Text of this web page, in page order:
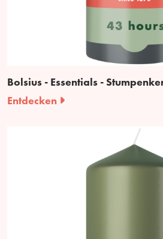
Bolsius - Essentials -
Entdecken